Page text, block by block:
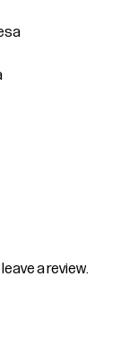
a review.